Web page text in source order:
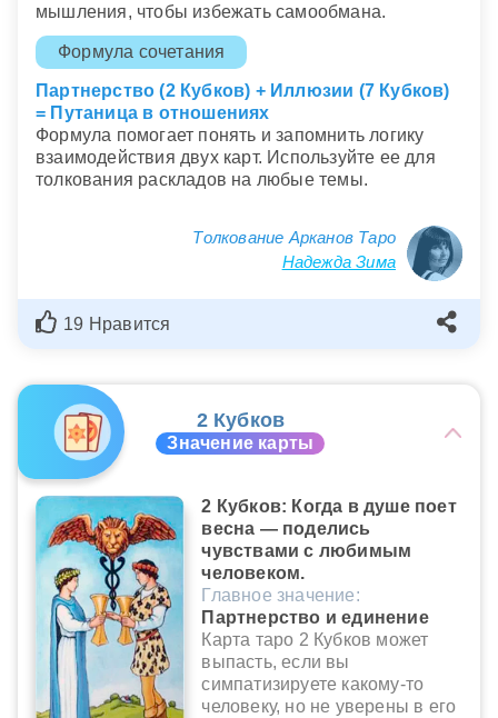
мышления, чтобы избежать самообмана.
Формула сочетания
Партнерство (2 Кубков) + Иллюзии (7 Кубков)
= Путаница в отношениях
Формула помогает понять и запомнить логику
взаимодействия двух карт. Используйте ее для
толкования раскладов на любые темы.
Толкование Арканов Таро
Надежда Зима
19 Нравится
2 Кубков
Значение карты
2 Кубков: Когда в душе поет
весна — поделись
чувствами с любимым
человеком.
Главное значение:
Партнерство и единение
Карта таро 2 Кубков может
выпасть, если вы
симпатизируете какому-то
человеку, но не уверены в его